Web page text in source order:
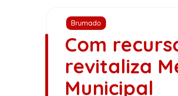
Brumado
Com
revitaliza
Municipal